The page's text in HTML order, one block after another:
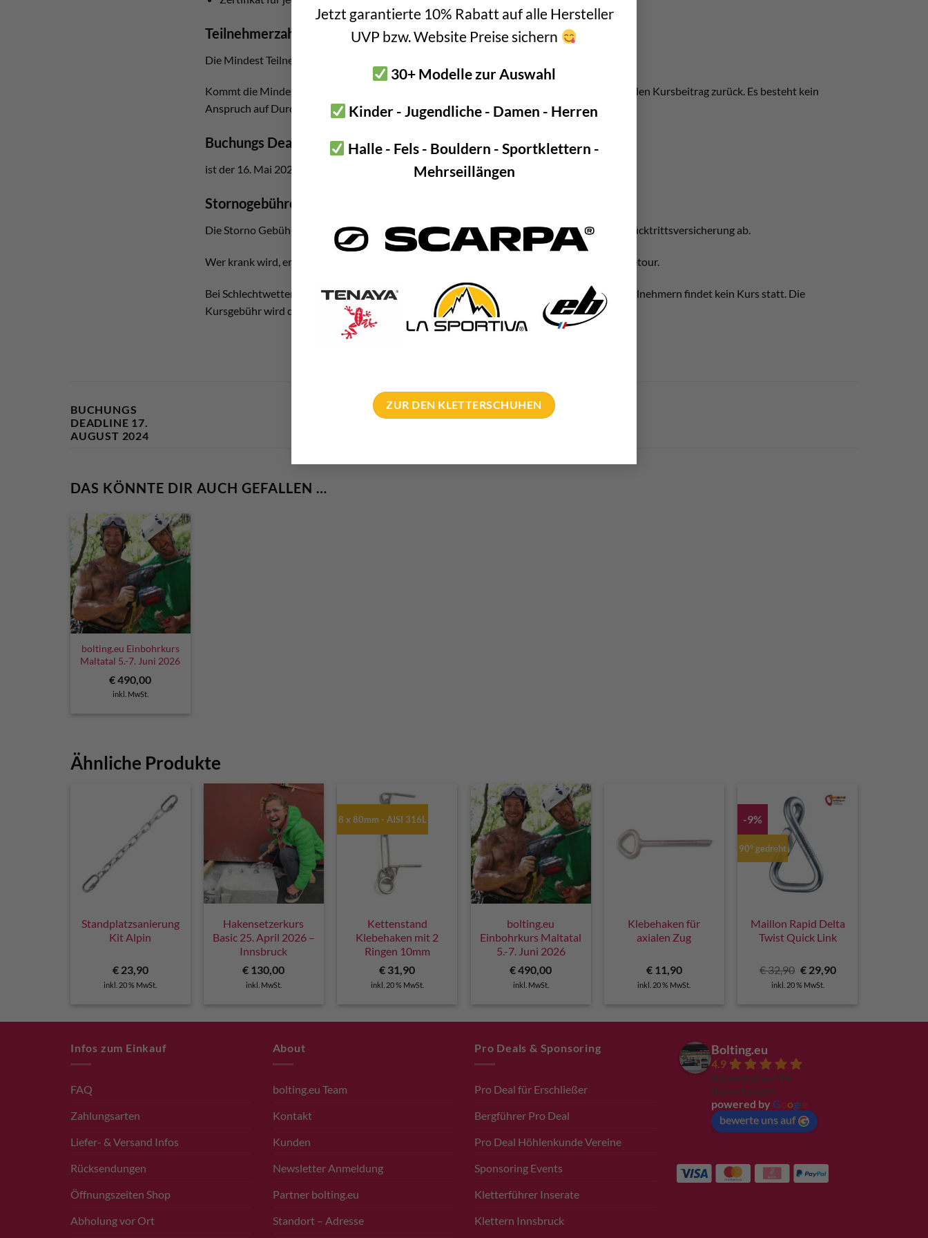
Jetzt garantierte 10% Rabatt auf alle Hersteller
UVP bzw. Website Preise sichern
30+ Modelle zur Auswahl
Kinder - Jugendliche - Damen - Herren
Halle - Fels - Bouldern - Sportklettern -
Mehrseillängen
ZUR DEN KLETTERSCHUHEN
Teilnehmerzahl
Die Mindest Teilnehmerzahl beträgt 4 Personen, die maximale Anzahl 8.
Kommt die Mindest Teilnehmerzahl nicht Zustande, erhalten alle die gebucht haben den vollen Kursbeitrag zurück. Es besteht kein
Anspruch auf Durchführung des Workshops, wenn sich zu wenige Teilnehmer anmelden.
Buchungs Deadline
ist der 16. Mai 2026
Stornogebühren – Verschiebung – Absage
Die Storno Gebühr beträgt bis 23. Mai 50%, danach 100%. Bitte schließt selbständig eine Rücktrittsversicherung ab.
Wer krank wird, erhält gegen Vorlage einer ärztlichen Bestätigung 75% des Kursbeitrages retour.
Bei Schlechtwetter verschiebt sich der Termin um 1 Woche nach hinten. Bei weniger als 4 Teilnehmern findet kein Kurs statt. Die
Kursgebühr wird dann zur Gänze rückerstattet!
BUCHUNGS
DEADLINE 17.
AUGUST 2024
DAS KÖNNTE DIR AUCH GEFALLEN …
bolting.eu Einbohrkurs
Maltatal 5.-7. Juni 2026
€490,00
inkl. MwSt.
Ähnliche Produkte
Standplatzsanierung
Kit Alpin
€23,90
inkl. 20 % MwSt.
Hakensetzerkurs
Basic 25. April 2026 –
Innsbruck
€ 130,00
inkl. MwSt.
8 x 80mm - AISI 316L
Kettenstand
Klebehaken mit 2
Ringen 10mm
€ 31,90
inkl. 20 % MwSt.
bolting.eu
Einbohrkurs Maltatal
5.-7. Juni 2026
€490,00
inkl. MwSt.
Klebehaken für
axialen Zug
€11,90
inkl. 20 % MwSt.
-9%
90° gedreht
Maillon Rapid Delta
Twist Quick Link
€32,90 Ursprünglicher
Preis
war:
€29,90Aktueller
inkl. 20 % MwSt.
Infos zum Einkauf
FAQ
Zahlungsarten
Liefer- & Versand Infos
Rücksendungen
Öffnungszeiten Shop
Abholung vor Ort
About
bolting.eu Team
Kontakt
Kunden
Newsletter Anmeldung
Partner bolting.eu
Standort – Adresse
Pro Deals & Sponsoring
Pro Deal für Erschließer
Bergführer Pro Deal
Pro Deal Höhlenkunde Vereine
Sponsoring Events
Kletterführer Inserate
Klettern Innsbruck
Bolting.eu
4.9
Basierend auf 94
Bewertungen
powered by G ogl
bewerte uns auf